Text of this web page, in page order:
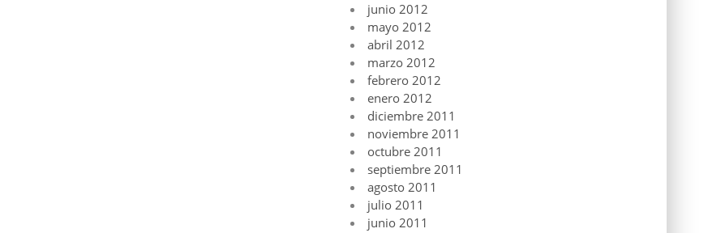
junio 2012
mayo 2012
abril 2012
marzo 2012
febrero 2012
enero 2012
diciembre 2011
noviembre 2011
octubre 2011
septiembre 2011
agosto 2011
julio 2011
junio 2011